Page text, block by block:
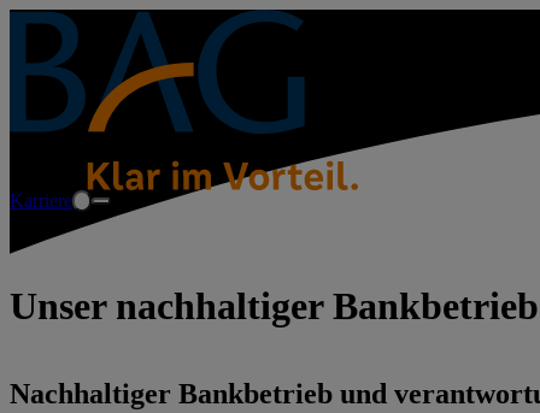
Karriere
Unser nachhaltiger Bankbetrieb
Nachhaltiger Bankbetrieb und